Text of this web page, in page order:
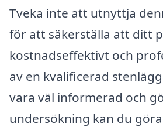
Tveka inte att utnyttja
för att säkerställa att ditt
kostnadseffektivt och
av en kvalificerad
vara väl informerad och
undersökning kan du